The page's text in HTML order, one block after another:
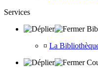
Services
¤ La